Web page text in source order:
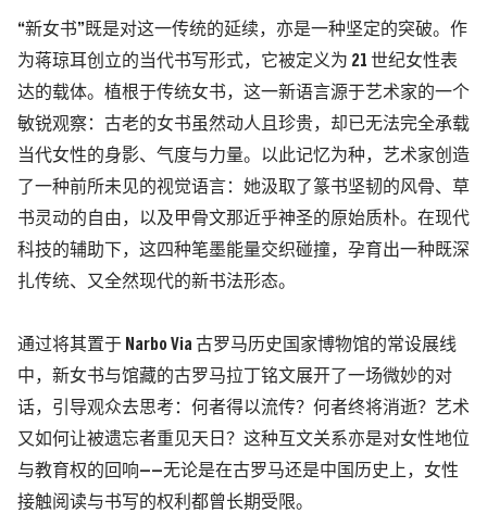
“新女书”既是对这一传统的延续，亦是一种坚定的突破。作
为蒋琼耳创立的当代书写形式， 它被定义为 21 世纪女性表
达的载体。植根于传统女书，这一新语言源于艺术家的一个
敏锐观察：古老的女书虽然动人且珍贵，却已无法完全承载
当代女性的身影、气度与力量。以此记忆为种，艺术家创造
了一种前所未见的视觉语言：她汲取了篆书坚韧的风骨、草
书灵动的自由，以及甲骨文那近乎神圣的原始质朴。在现代
科技的辅助下，这四种笔墨能量交织碰撞，孕育出一种既深
扎传统、又全然现代的新书法形态。
通过将其置于 Narbo Via 古罗马历史国家博物馆的常设展线
中，新女书与馆藏的古罗马拉丁铭文展开了一场微妙的对
话，引导观众去思考：何者得以流传？何者终将消逝？艺术
又如何让被遗忘者重见天日？这种互文关系亦是对女性地位
与教育权的回响——无论是在古罗马还是中国历史上，女性
接触阅读与书写的权利都曾长期受限。